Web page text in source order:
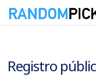
Registro